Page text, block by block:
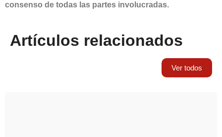
consenso de todas las partes involucradas.
Artículos relacionados
Ver todos